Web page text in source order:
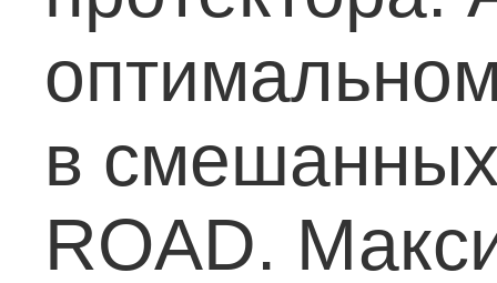
в
ROAD.